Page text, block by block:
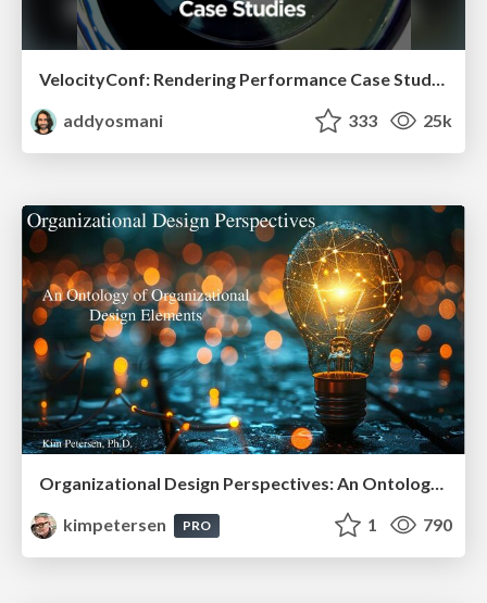
VelocityConf: Rendering Performance Case Studies
addyosmani
333 25k
Organizational Design Perspectives: An Ontology of Organizational Design Elements
kimpetersen
PRO 1 790